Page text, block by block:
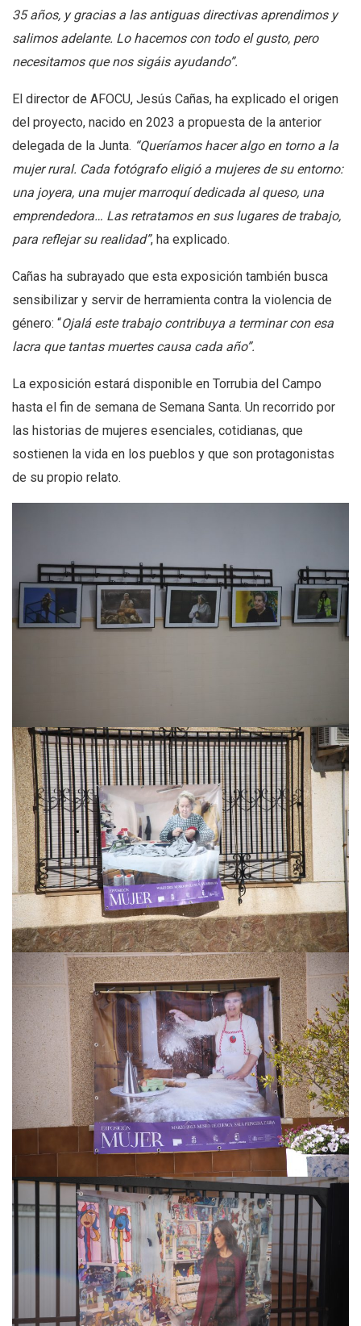
35 años, y gracias a las antiguas directivas aprendimos y
salimos adelante. Lo hacemos con todo el gusto, pero
necesitamos que nos sigáis ayudando”.
El director de AFOCU, Jesús Cañas, ha explicado el origen
del proyecto, nacido en 2023 a propuesta de la anterior
delegada de la Junta. “Queríamos hacer algo en torno a la
mujer rural. Cada fotógrafo eligió a mujeres de su entorno:
una joyera, una mujer marroquí dedicada al queso, una
emprendedora… Las retratamos en sus lugares de trabajo,
para reflejar su realidad”, ha explicado.
Cañas ha subrayado que esta exposición también busca
sensibilizar y servir de herramienta contra la violencia de
género: “Ojalá este trabajo contribuya a terminar con esa
lacra que tantas muertes causa cada año”.
La exposición estará disponible en Torrubia del Campo
hasta el fin de semana de Semana Santa. Un recorrido por
las historias de mujeres esenciales, cotidianas, que
sostienen la vida en los pueblos y que son protagonistas
de su propio relato.